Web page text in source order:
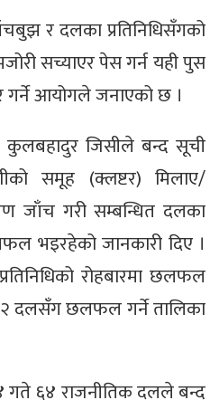
र दलका प्रतिनिधिसँगको
सच्याएर पेस गर्न यही पुस
गर्ने आयोगले जनाएको छ ।
कुलबहादुर जिसीले बन्द सूची
समूह (क्लष्टर) मिलाए/
जाँच गरी सम्बन्धित दलका
भइरहेको जानकारी दिए ।
रोहबारमा छलफल
दलसँग छलफल गर्ने तालिका
गते ६४ राजनीतिक दलले बन्द